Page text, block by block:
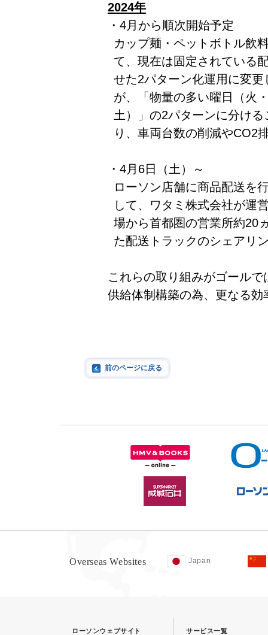
2024年
・4月から順次開始予定
カップ麺・ペットボトル飲
て、現在は固定されている
せた2パターン化運用に変
が、「物量の多い曜日（火
土）」の2パターンに分け
り、車両台数の削減やCO2
・4月6日（土）～
ローソン店舗に商品配送を
して、ワタミ株式会社が運
場から首都圏の営業所約20
た配送トラックのシェアリ
これらの取り組みがゴール
供給体制構築の為、更なる
前のページに戻る
Overseas Websites Japan
ローソンウェブサイト サービス一覧